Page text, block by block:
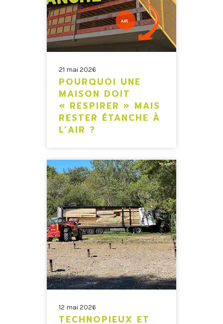
21 mai 2026
POURQUOI UNE
MAISON DOIT
« RESPIRER » MAIS
RESTER ÉTANCHE À
L’AIR ?
12 mai 2026
TECHNOPIEUX ET